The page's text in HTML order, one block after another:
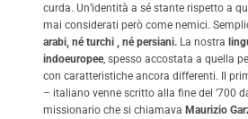
curda. Un’identità a sé stante rispetto a
mai considerati però come nemici.
arabi, né turchi , né persiani. La nostra
indoeuropee, spesso accostata a quella
con caratteristiche ancora differenti. Il
– italiano venne scritto alla fine del ‘700
missionario che si chiamava Maurizio